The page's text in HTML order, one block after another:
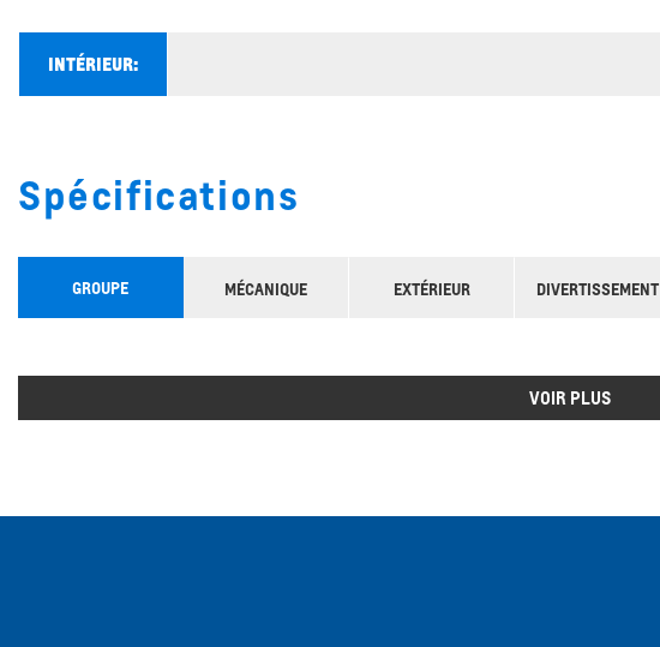
INTÉRIEUR:
Spécifications
GROUPE MÉCANIQUE EXTÉRIEUR DIVERTISSEMENT
VOIR PLUS